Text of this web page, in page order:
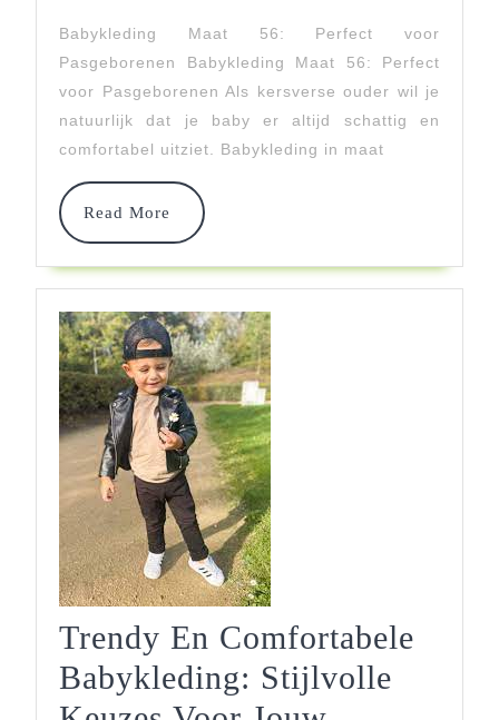
In
Maat
56:
Pasgeborenen
Babykleding Maat 56: Perfect voor
Pasgeborenen Babykleding Maat 56: Perfect
voor Pasgeborenen Als kersverse ouder wil je
natuurlijk dat je baby er altijd schattig en
comfortabel uitziet. Babykleding in maat
Read More
Read
More
Trendy En Comfortabele
Babykleding: Stijlvolle